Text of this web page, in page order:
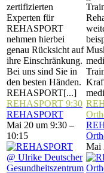
zertifizierten
Experten für
REHASPORT
nehmen hierbei
genau Rücksicht auf
ihre Einschränkung.
Bei uns sind Sie in
den besten Händen.
REHASPORT[...]
REHASPORT 9:30
REHASPORT
Mai 20 um 9:30 –
10:15
Mai